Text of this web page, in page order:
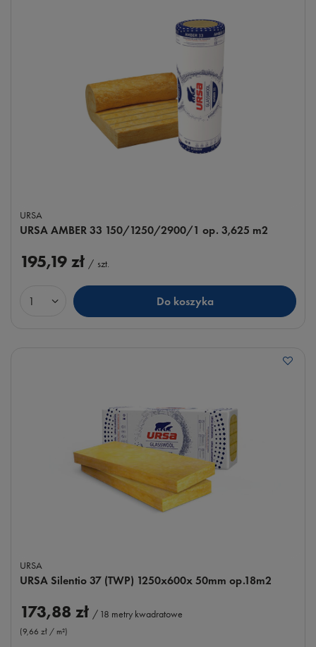
URSA
URSA AMBER 33 150/1250/2900/1 op. 3,625 m2
195,19 zł / szt.
Ilość produktów Do koszyka
URSA
URSA Silentio 37 (TWP) 1250x600x 50mm op.18m2
173,88 zł / 18 metry kwadratowe
(9,66 zł / m²)